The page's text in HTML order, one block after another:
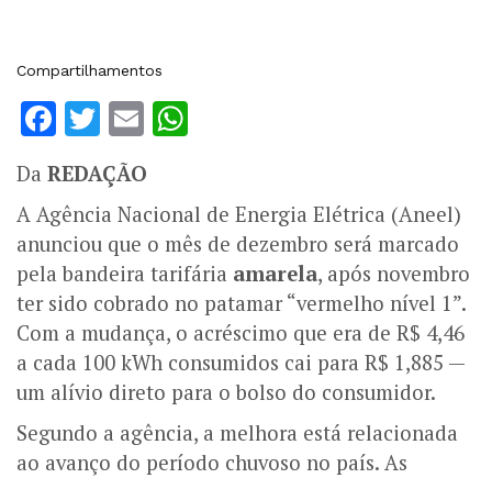
Compartilhamentos
Facebook
Twitter
Email
Da REDAÇÃO
A Agência Nacional de Energia Elétrica (Aneel)
anunciou que o mês de dezembro será marcado
pela bandeira tarifária amarela, após novembro
ter sido cobrado no patamar “vermelho nível 1”.
Com a mudança, o acréscimo que era de R$ 4,46
a cada 100 kWh consumidos cai para R$ 1,885 —
um alívio direto para o bolso do consumidor.
Segundo a agência, a melhora está relacionada
ao avanço do período chuvoso no país. As